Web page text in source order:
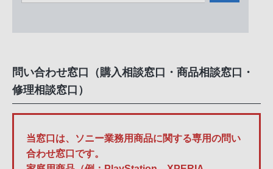
問い合わせ窓口（購入相談窓口・商品相談窓口・
修理相談窓口）
当窓口は、ソニー業務用商品に関する専用の問い
合わせ窓口です。